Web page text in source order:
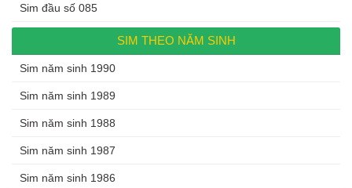
Sim đầu số 085
SIM THEO NĂM SINH
Sim năm sinh 1990
Sim năm sinh 1989
Sim năm sinh 1988
Sim năm sinh 1987
Sim năm sinh 1986